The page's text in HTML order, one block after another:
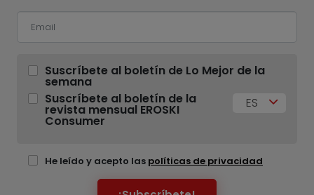
Suscríbete al boletín de Lo Mejor de la
semana
Suscríbete al boletín de la
revista mensual EROSKI
Consumer
ES
He leído y acepto las políticas de privacidad